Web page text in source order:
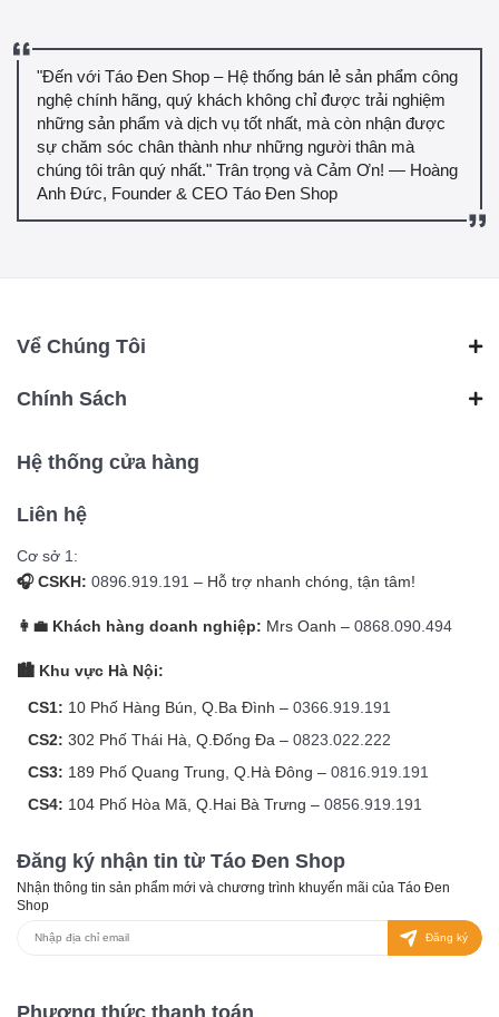
"Đến với Táo Đen Shop – Hệ thống bán lẻ sản phẩm công
nghệ chính hãng, quý khách không chỉ được trải nghiệm
những sản phẩm và dịch vụ tốt nhất, mà còn nhận được
sự chăm sóc chân thành như những người thân mà
chúng tôi trân quý nhất." Trân trọng và Cảm Ơn! — Hoàng
Anh Đức, Founder & CEO Táo Đen Shop
Vể Chúng Tôi
Chính Sách
Hệ thống cửa hàng
Liên hệ
Cơ sở 1:
🎧 CSKH: 0896.919.191 – Hỗ trợ nhanh chóng, tận tâm!
👩‍💼 Khách hàng doanh nghiệp: Mrs Oanh – 0868.090.494
🏙️ Khu vực Hà Nội:
CS1: 10 Phố Hàng Bún, Q.Ba Đình – 0366.919.191
CS2: 302 Phố Thái Hà, Q.Đống Đa – 0823.022.222
CS3: 189 Phố Quang Trung, Q.Hà Đông – 0816.919.191
CS4: 104 Phố Hòa Mã, Q.Hai Bà Trưng – 0856.919.191
Đăng ký nhận tin từ Táo Đen Shop
Nhận thông tin sản phẩm mới và chương trình khuyến mãi của Táo Đen
Shop
Đăng ký
Phương thức thanh toán